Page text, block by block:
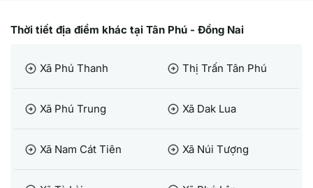
Thời tiết địa điểm khác tại Tân Phú - Đồng Nai
arrow_circle_right Xã Phú Thanh arrow_circle_right Thị Trấn Tân Phú
arrow_circle_right Xã Phú Trung arrow_circle_right Xã Dak Lua
arrow_circle_right Xã Nam Cát Tiên arrow_circle_right Xã Núi Tượng